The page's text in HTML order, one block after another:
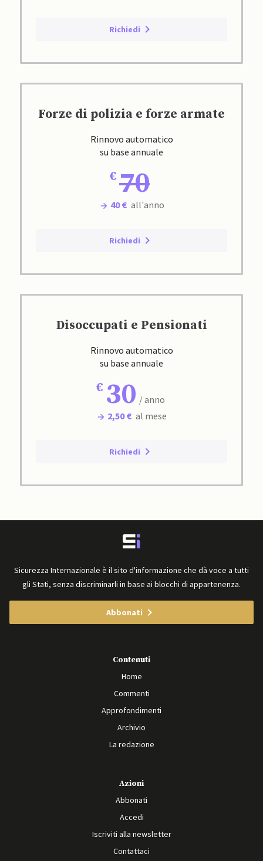
Richiedi
Forze di polizia e forze armate
Rinnovo automatico
su base annuale
70
40 € all'anno
Richiedi
Disoccupati e Pensionati
Rinnovo automatico
su base annuale
30 / anno
2,50 € al mese
Richiedi
Sicurezza Internazionale è il sito d'informazione che dà voce a tutti
gli Stati, senza discriminarli in base ai blocchi di appartenenza.
Abbonati
Contenuti
Home
Commenti
Approfondimenti
Archivio
La redazione
Azioni
Abbonati
Accedi
Iscriviti alla newsletter
Contattaci